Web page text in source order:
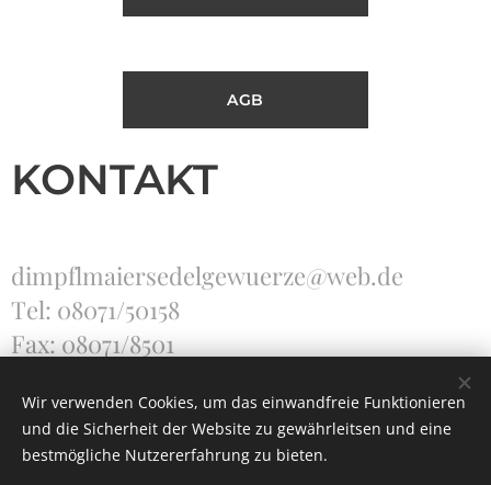
AGB
KONTAKT
dimpflmaiersedelgewuerze@web.de
Tel: 08071/50158
Fax: 08071/8501
Unterstützt vonWebnode Cookies
Wir verwenden Cookies, um das einwandfreie Funktionieren
und die Sicherheit der Website zu gewährleitsen und eine
bestmögliche Nutzererfahrung zu bieten.